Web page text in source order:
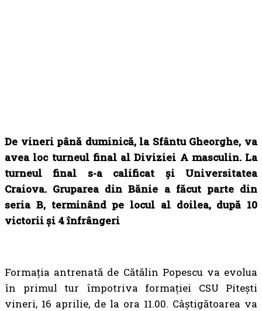
De vineri până duminică, la Sfântu Gheorghe, va
avea loc turneul final al Diviziei A masculin. La
turneul final s-a calificat și Universitatea
Craiova. Gruparea din Bănie a făcut parte din
seria B, terminând pe locul al doilea, după 10
victorii și 4 înfrângeri
Formația antrenată de Cătălin Popescu va evolua
în primul tur împotriva formației CSU Pitești
vineri, 16 aprilie, de la ora 11.00. Câștigătoarea va